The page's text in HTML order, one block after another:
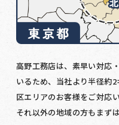
高野工務店は、素早い対応
いるため、当社より半径約
区エリアのお客様をご対応
それ以外の地域の方もまず